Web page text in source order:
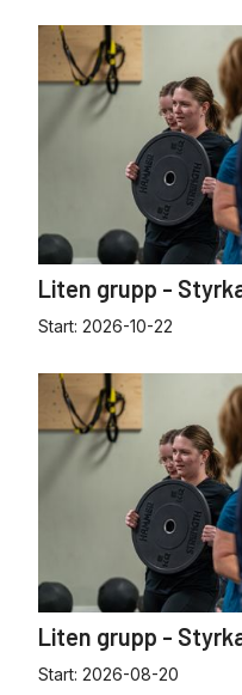
Liten grupp -
Start: 2026-10-22
Liten grupp -
Start: 2026-08-20